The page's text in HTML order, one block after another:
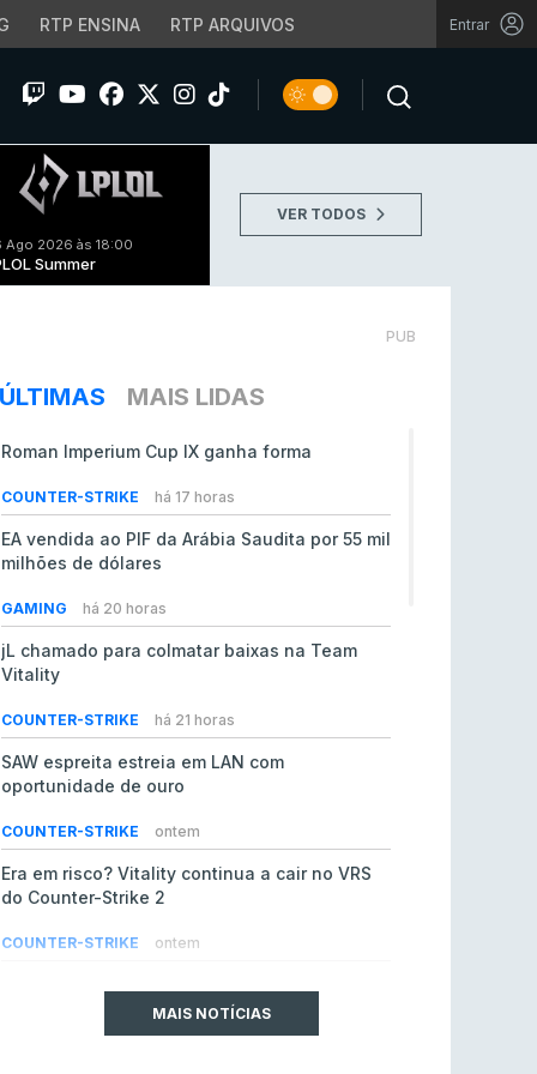
RTP ENSINA RTP ARQUIVOS Entrar
Ago 2026 às 18:00
Summer
VER TODOS
PUB
ÚLTIMAS MAIS LIDAS
Roman Imperium Cup IX ganha forma
COUNTER-STRIKE há 17 horas
EA vendida ao PIF da Arábia Saudita por 55 mil
milhões de dólares
GAMING há 20 horas
jL chamado para colmatar baixas na Team
Vitality
COUNTER-STRIKE há 21 horas
SAW espreita estreia em LAN com
oportunidade de ouro
COUNTER-STRIKE ontem
Era em risco? Vitality continua a cair no VRS
do Counter-Strike 2
COUNTER-STRIKE ontem
comunitários de League of Legends
MAIS NOTÍCIAS